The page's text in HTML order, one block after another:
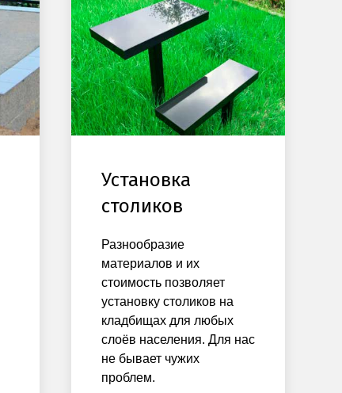
Установка
столиков
Разнообразие
материалов и их
стоимость позволяет
установку столиков на
кладбищах для любых
слоёв населения. Для нас
не бывает чужих
проблем.